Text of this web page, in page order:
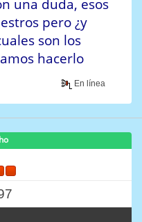
una duda, esos
pero ¿y
son los
hacerlo
En línea